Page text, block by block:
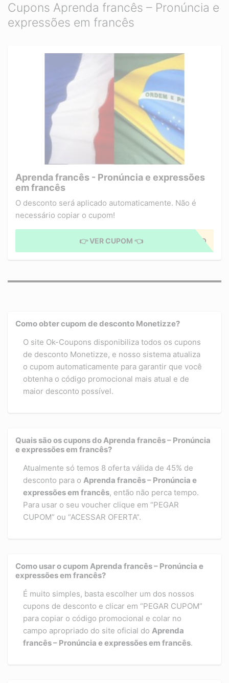
Cupons Aprenda francês – Pronúncia e
expressões em francês
Aprenda francês - Pronúncia e expressões
em francês
O desconto será aplicado automaticamente. Não é
necessário copiar o cupom!
CUPOM APLICADO
👉 VER CUPOM 👈
Como obter cupom de desconto Monetizze?
O site Ok-Coupons disponibiliza todos os cupons
de desconto Monetizze, e nosso sistema atualiza
o cupom automaticamente para garantir que você
obtenha o código promocional mais atual e de
maior desconto possível.
Quais são os cupons do Aprenda francês – Pronúncia
e expressões em francês?
Atualmente só temos 8 oferta válida de 45% de
desconto para o Aprenda francês – Pronúncia e
expressões em francês, então não perca tempo.
Para usar o seu voucher clique em “PEGAR
CUPOM” ou “ACESSAR OFERTA”.
Como usar o cupom Aprenda francês – Pronúncia e
expressões em francês?
É muito simples, basta escolher um dos nossos
cupons de desconto e clicar em “PEGAR CUPOM”
para copiar o código promocional e colar no
campo apropriado do site oficial do Aprenda
francês – Pronúncia e expressões em francês.